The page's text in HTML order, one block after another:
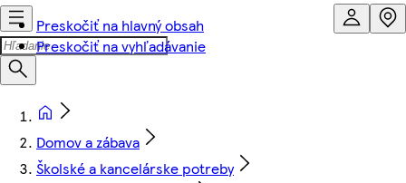
Preskočiť na hlavný obsah
Preskočiť na vyhľadávanie
Domov a zábava
Školské a kancelárske potreby